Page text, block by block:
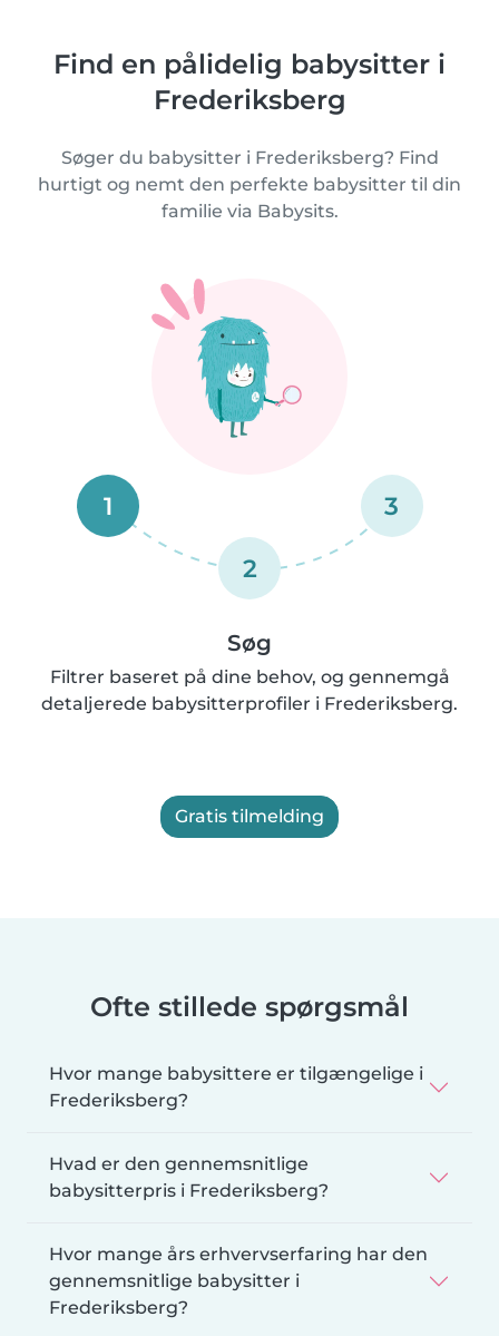
Find en pålidelig babysitter i
Frederiksberg
Søger du babysitter i Frederiksberg? Find
hurtigt og nemt den perfekte babysitter til din
familie via Babysits.
1
2
3
Søg
Filtrer baseret på dine behov, og gennemgå
detaljerede babysitterprofiler i Frederiksberg.
Gratis tilmelding
Ofte stillede spørgsmål
Hvor mange babysittere er tilgængelige i
Frederiksberg?
Hvad er den gennemsnitlige
babysitterpris i Frederiksberg?
Hvor mange års erhvervserfaring har den
gennemsnitlige babysitter i
Frederiksberg?